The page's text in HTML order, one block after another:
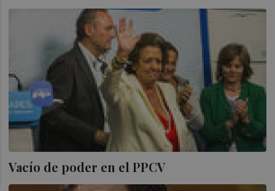
Vacío de poder en el PPCV